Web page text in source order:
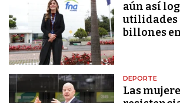
aún así
utilidades
billones
DEPORTE
Las